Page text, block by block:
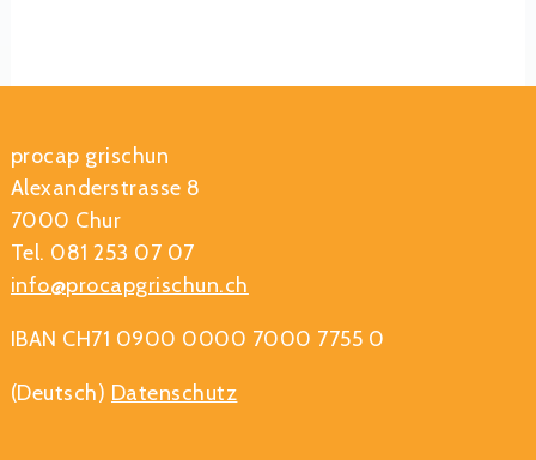
procap grischun
Alexanderstrasse 8
7000 Chur
Tel. 081 253 07 07
info@procapgrischun.ch
IBAN CH71 0900 0000 7000 7755 0
(Deutsch) Datenschutz